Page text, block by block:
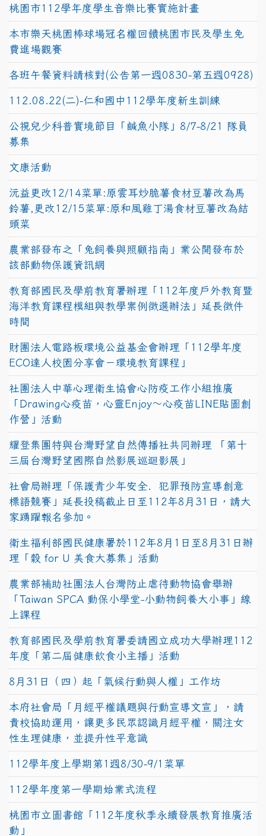
桃園市112學年度學生音樂比賽實施計畫
本市樂天桃園棒球場冠名權回饋桃園市民及學生免
費進場觀賽
各班午餐資料請核對(公告第一週0830-第五週0928)
112.08.22(二)-仁和國中112學年度新生訓練
公視兒少科普實境節目「鹹魚小隊」8/7-8/21 隊員
募集
文康活動
沅益更改12/14菜單:原雲耳炒脆薯食材豆薯改為馬
鈴薯,更改12/15菜單:原和風雞丁湯食材豆薯改為結
頭菜
農業部發布之「兔飼養與照顧指南」業公開發布於
該部動物保護資訊網
教育部國民及學前教育署辦理「112年度戶外教育暨
海洋教育課程模組與教學案例徵選辦法」延長徵件
時間
財團法人電路板環境公益基金會辦理「112學年度
ECO達人校園分享會－環境教育課程」
社團法人中華心理衛生協會心防疫工作小組推廣
「Drawing心疫苗，心靈Enjoy〜心疫苗LINE貼圖創
作營」活動
耀登集團特與台灣野望自然傳播社共同辦理 「第十
三屆台灣野望國際自然影展巡迴影展」
社會局辦理「保護青少年安全．犯罪預防宣導創意
標語競賽」延長投稿截止日至112年8月31日，請大
家踴躍報名參加。
衛生福利部國民健康署於112年8月1日至8月31日辦
理「穀 for U 美食大募集」活動
農業部補助社團法人台灣防止虐待動物協會舉辦
「Taiwan SPCA 動保小學堂-小動物飼養大小事」線
上課程
教育部國民及學前教育署委請國立成功大學辦理112
年度「第二屆健康飲食小主播」活動
8月31日（四）起「氣候行動與人權」工作坊
本府社會局「月經平權議題與行動宣導文宣」，請
貴校協助運用，讓更多民眾認識月經平權，關注女
性生理健康，並提升性平意識
112學年度上學期第1週8/30-9/1菜單
112學年度第一學期始業式流程
桃園市立圖書館「112年度秋季永續發展教育推廣活
動」